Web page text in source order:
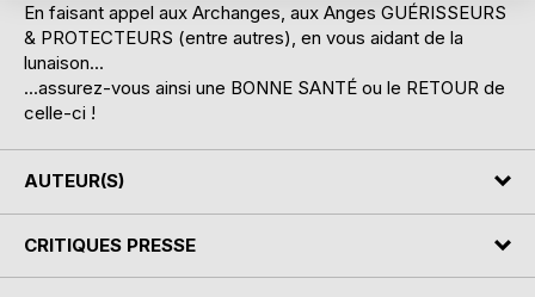
En faisant appel aux Archanges, aux Anges GUÉRISSEURS
& PROTECTEURS (entre autres), en vous aidant de la
lunaison...
...assurez-vous ainsi une BONNE SANTÉ ou le RETOUR de
celle-ci !
AUTEUR(S)
CRITIQUES PRESSE